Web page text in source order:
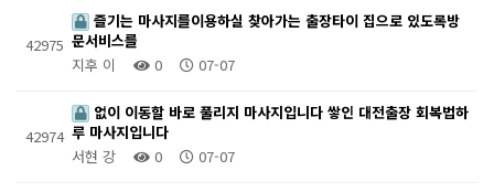
42975
즐기는 마사지를이용하실 찾아가는 출장타이 집으로 있도록방
문서비스를
지후 이
0 07-07
42974
없이 이동할 바로 풀리지 마사지입니다 쌓인 대전출장 회복법하
루 마사지입니다
서현 강
0 07-07